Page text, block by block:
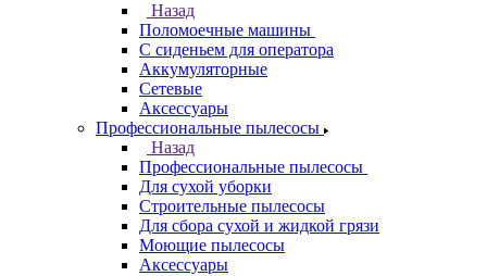
Назад
Поломоечные машины
С сиденьем для оператора
Аккумуляторные
Сетевые
Аксессуары
Профессиональные пылесосы
Назад
Профессиональные пылесосы
Для сухой уборки
Строительные пылесосы
Для сбора сухой и жидкой грязи
Моющие пылесосы
Аксессуары